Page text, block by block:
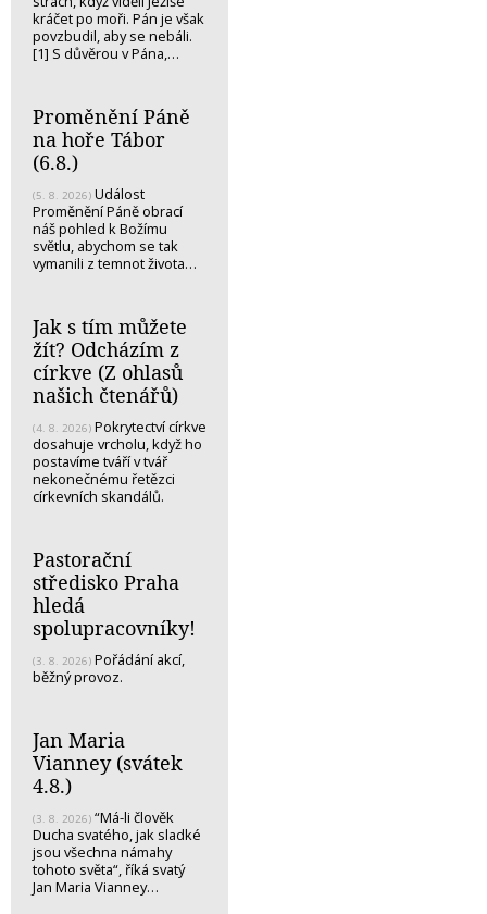
kráčet po moři. Pán je však
povzbudil, aby se nebáli.
[1] S důvěrou v Pána,…
Proměnění Páně
na hoře Tábor
(6.8.)
(5. 8. 2026) Událost
Proměnění Páně obrací
náš pohled k Božímu
světlu, abychom se tak
vymanili z temnot života…
Jak s tím můžete
žít? Odcházím z
církve (Z ohlasů
našich čtenářů)
(4. 8. 2026) Pokrytectví církve
dosahuje vrcholu, když ho
postavíme tváří v tvář
nekonečnému řetězci
církevních skandálů.
Pastorační
středisko Praha
hledá
spolupracovníky!
(3. 8. 2026) Pořádání akcí,
běžný provoz.
Jan Maria
Vianney (svátek
4.8.)
(3. 8. 2026) “Má-li člověk
Ducha svatého, jak sladké
jsou všechna námahy
tohoto světa“, říká svatý
Jan Maria Vianney…